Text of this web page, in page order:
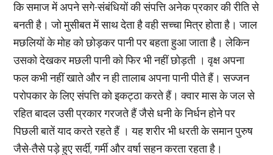
कि समाज में अपने सगे-संबंधियों की संपत्ति अनेक प्रकार की रीति से
बनती है। जो मुसीबत में साथ देता है वही सच्चा मित्र होता है। जाल
मछलियों के मोह को छोड़कर पानी पर बहता हुआ जाता है। लेकिन
उसको देखकर मछली पानी को फिर भी नहीं छोड़ती । वृक्ष अपना
फल कभी नहीं खाते और न ही तालाब अपना पानी पीते हैं। सज्जन
परोपकार के लिए संपत्ति को इकट्ठा करते हैं। क्वार मास के जल से
रहित बादल उसी प्रकार गरजते हैं जैसे धनी के निर्धन होने पर
पिछली बातें याद करते रहते हैं । यह शरीर भी धरती के समान पुरुष
जैसे-तैसे पड़े हुए सर्दी, गर्मी और वर्षा सहन करता रहता है।